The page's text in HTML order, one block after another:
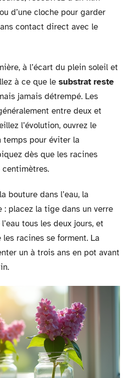
d’une cloche pour garder
contact direct avec le
à l’écart du plein soleil et
à ce que le substrat reste
jamais détrempé. Les
entre deux et
l’évolution, ouvrez le
pour éviter la
dès que les racines
bouture dans l’eau, la
: placez la tige dans un verre
tous les deux jours, et
racines se forment. La
un à trois ans en pot avant